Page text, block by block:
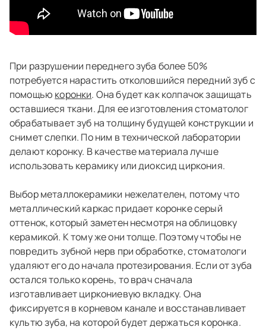
При разрушении переднего зуба более 50%
потребуется нарастить отколовшийся передний зуб с
помощью коронки. Она будет как колпачок защищать
оставшиеся ткани. Для ее изготовления стоматолог
обрабатывает зуб на толщину будущей конструкции и
снимет слепки. По ним в технической лаборатории
делают коронку. В качестве материала лучше
использовать керамику или диоксид циркония.
Выбор металлокерамики нежелателен, потому что
металлический каркас придает коронке серый
оттенок, который заметен несмотря на облицовку
керамикой. К тому же они толще. Поэтому чтобы не
повредить зубной нерв при обработке, стоматологи
удаляют его до начала протезирования. Если от зуба
остался только корень, то врач сначала
изготавливает циркониевую вкладку. Она
фиксируется в корневом канале и восстанавливает
культю зуба, на которой будет держаться коронка.